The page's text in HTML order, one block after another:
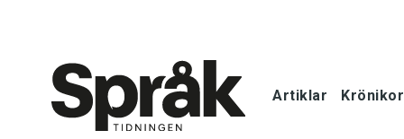
Artiklar Krönikor